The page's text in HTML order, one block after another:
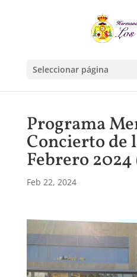
Seleccionar página
Programa
Concierto de
Febrero 2024
Feb 22, 2024